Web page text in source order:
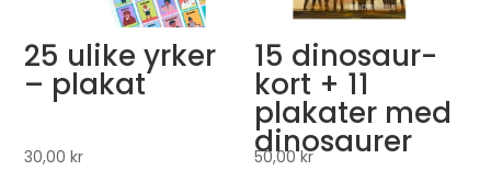
25 ulike yrker
– plakat
30,00kr
15 dinosaur-
kort + 11
plakater med
dinosaurer
50,00kr